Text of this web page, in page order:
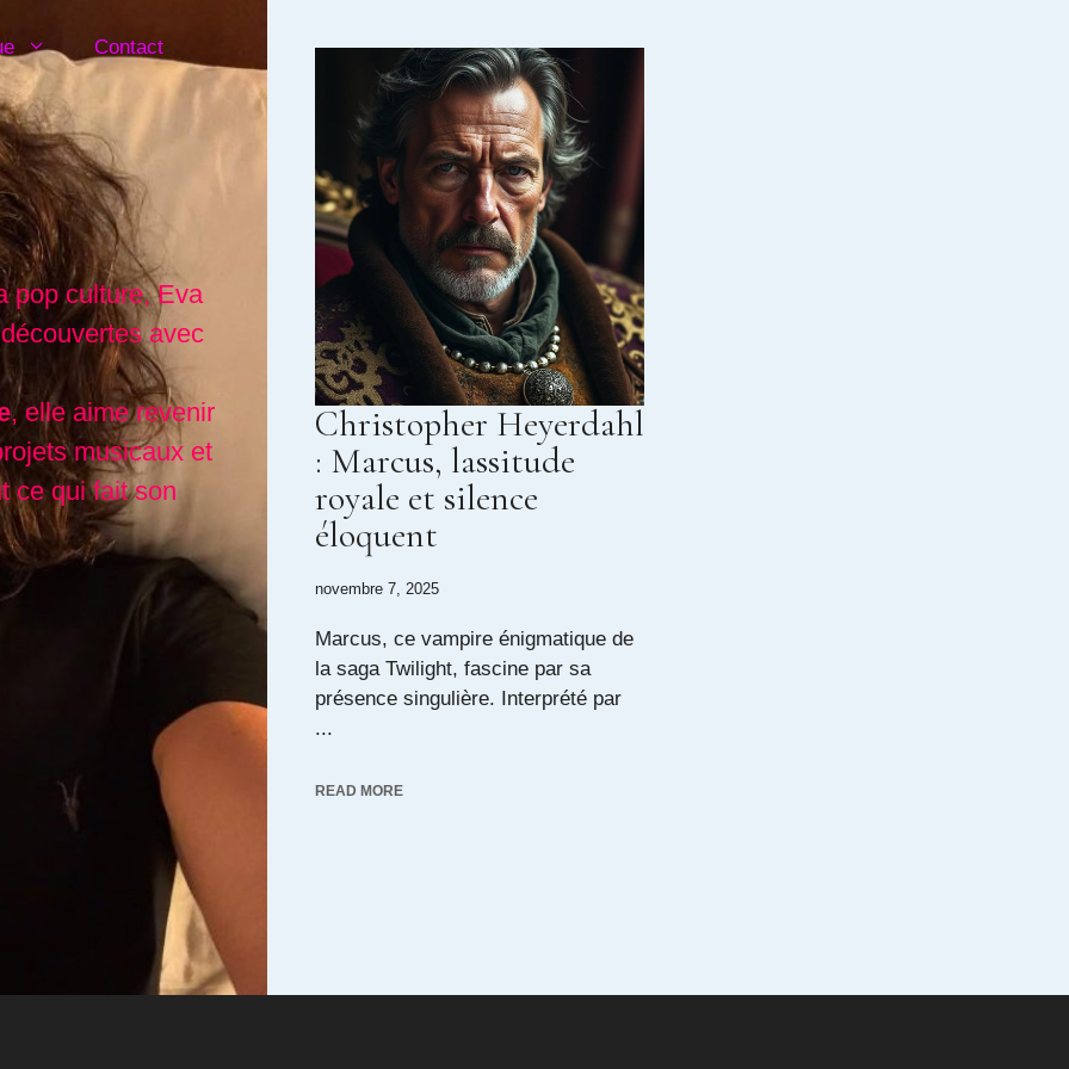
Contact
pop culture, Eva
avec
, elle aime revenir
musicaux et
ce qui fait son
Christopher Heyerdahl
: Marcus, lassitude
royale et silence
éloquent
novembre 7, 2025
Marcus, ce vampire énigmatique de
la saga Twilight, fascine par sa
présence singulière. Interprété par
...
READ MORE